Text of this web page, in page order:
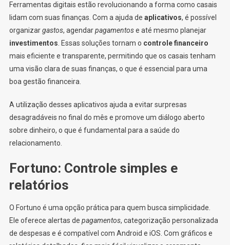
Ferramentas digitais estão revolucionando a forma como casais
lidam com suas finanças. Com a ajuda de aplicativos, é possível
organizargastos, agendarpagamentose até mesmo planejar
investimentos. Essas soluções tornam o controle financeiro
mais eficiente e transparente, permitindo que os casais tenham
uma visão clara de suas finanças, o que é essencial para uma
boa gestão financeira.
A utilização desses aplicativos ajuda a evitar surpresas
desagradáveis no final do mês e promove um diálogo aberto
sobre dinheiro, o que é fundamental para a saúde do
relacionamento.
Fortuno: Controle simples e
relatórios
O Fortuno é uma opção prática para quem busca simplicidade.
Ele oferece alertas de pagamentos, categorização personalizada
de despesas e é compatível com Android e iOS. Com gráficos e